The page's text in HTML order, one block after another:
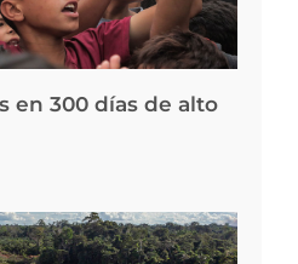
en 300 días de alto